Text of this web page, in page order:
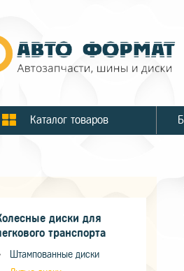
Каталог товаров
диски для
транспорта
Штампованные диски